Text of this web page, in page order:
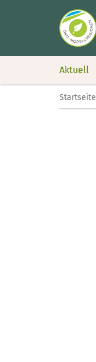
Aktuell
Startseite